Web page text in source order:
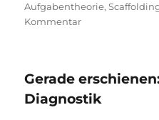
Aufgabentheorie,
Kommentarzu
Gerade
Diagnostik